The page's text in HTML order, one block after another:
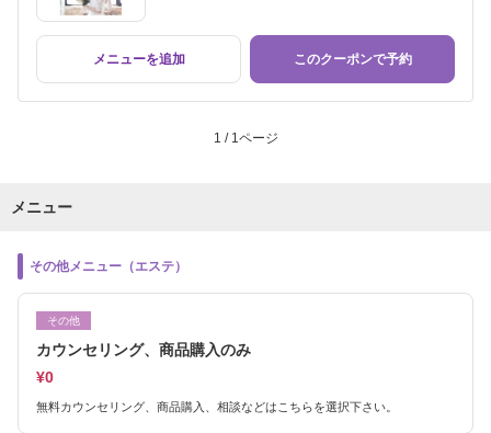
メニューを追加 このクーポンで予約
1 / 1ページ
メニュー
その他メニュー（エステ）
その他
カウンセリング、商品購入のみ
¥0
無料カウンセリング、商品購入、相談などはこちらを選択下さい。